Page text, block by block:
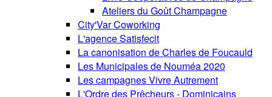
Ateliers du Goût Champagne
City'Var Coworking
L'agence Satisfecit
La canonisation de Charles de Foucauld
Les Municipales de Nouméa 2020
Les campagnes Vivre Autrement
L'Ordre des Prêcheurs - Dominicains